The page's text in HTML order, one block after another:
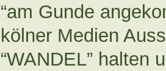
“am Gunde
kölner Medien
“WANDEL” halten